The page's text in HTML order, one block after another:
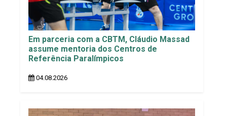
Em parceria com a CBTM, Cláudio Massad
assume mentoria dos Centros de
Referência Paralímpicos
04.08.2026